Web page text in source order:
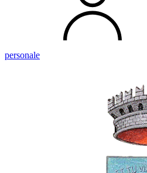
personale